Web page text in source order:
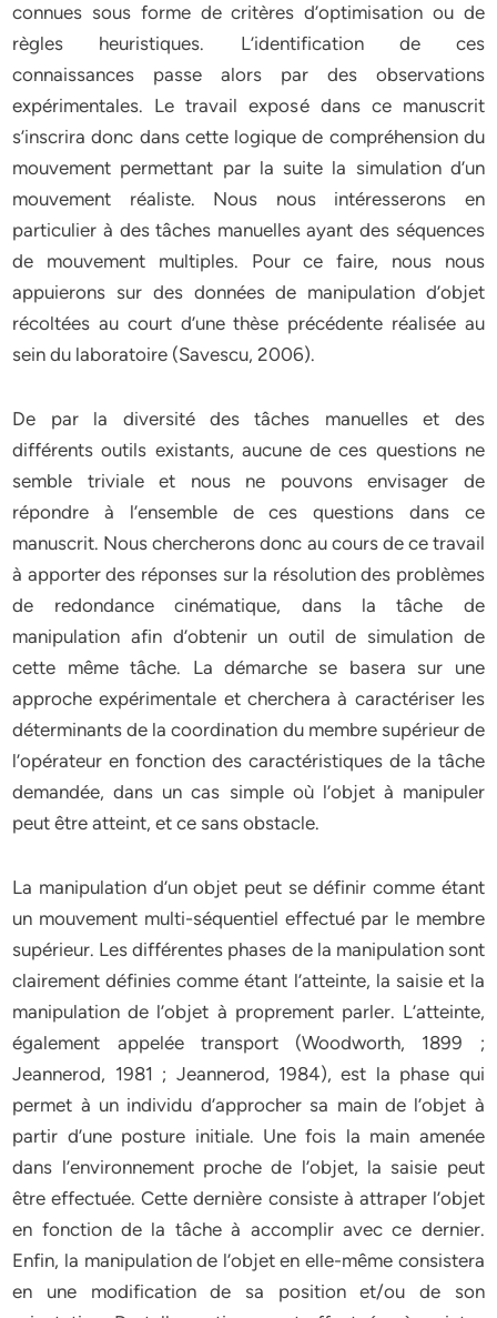
connues sous forme de critères d’optimisation ou de
règles heuristiques. L’identification de ces
connaissances passe alors par des observations
expérimentales. Le travail exposé dans ce manuscrit
s’inscrira donc dans cette logique de compréhension du
mouvement permettant par la suite la simulation d’un
mouvement réaliste. Nous nous intéresserons en
particulier à des tâches manuelles ayant des séquences
de mouvement multiples. Pour ce faire, nous nous
appuierons sur des données de manipulation d’objet
récoltées au court d’une thèse précédente réalisée au
sein du laboratoire (Savescu, 2006).
De par la diversité des tâches manuelles et des
différents outils existants, aucune de ces questions ne
semble triviale et nous ne pouvons envisager de
répondre à l’ensemble de ces questions dans ce
manuscrit. Nous chercherons donc au cours de ce travail
à apporter des réponses sur la résolution des problèmes
de redondance cinématique, dans la tâche de
manipulation afin d’obtenir un outil de simulation de
cette même tâche. La démarche se basera sur une
approche expérimentale et cherchera à caractériser les
déterminants de la coordination du membre supérieur de
l’opérateur en fonction des caractéristiques de la tâche
demandée, dans un cas simple où l’objet à manipuler
peut être atteint, et ce sans obstacle.
La manipulation d’un objet peut se définir comme étant
un mouvement multi-séquentiel effectué par le membre
supérieur. Les différentes phases de la manipulation sont
clairement définies comme étant l’atteinte, la saisie et la
manipulation de l’objet à proprement parler. L’atteinte,
également appelée transport (Woodworth, 1899 ;
Jeannerod, 1981 ; Jeannerod, 1984), est la phase qui
permet à un individu d’approcher sa main de l’objet à
partir d’une posture initiale. Une fois la main amenée
dans l’environnement proche de l’objet, la saisie peut
être effectuée. Cette dernière consiste à attraper l’objet
en fonction de la tâche à accomplir avec ce dernier.
Enfin, la manipulation de l’objet en elle-même consistera
en une modification de sa position et/ou de son